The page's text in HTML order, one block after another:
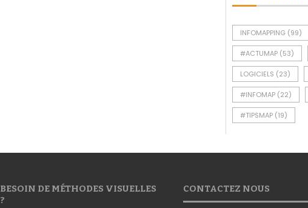
INFOMAPPING (99)
#ACTUMAP (53)
LOGICIELS (23)
#INFOMAP (22)
#TIPSMAP (19)
BESOIN DE MÉTHODES VISUELLES
?
CONTACTEZ NOUS